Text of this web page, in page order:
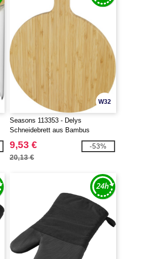
W32
Seasons 113353 - Delys
Schneidebrett aus Bambus
9,53 €
20,13 €
-53%